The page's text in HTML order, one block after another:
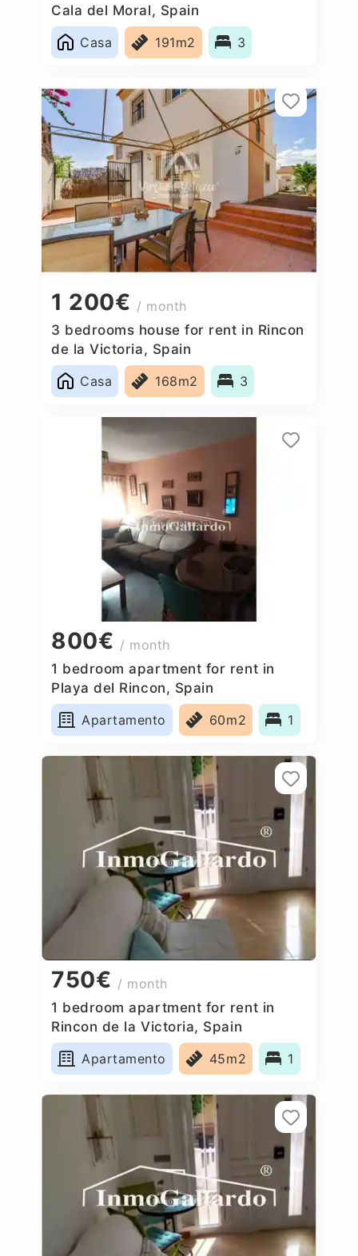
Cala del Moral, Spain
Casa
191m2 3
1 200€ / month
3 bedrooms house for rent in Rincon
de la Victoria, Spain
Casa
168m2 3
800€ / month
1 bedroom apartment for rent in
Playa del Rincon, Spain
Apartamento
60m2 1
750€ / month
1 bedroom apartment for rent in
Rincon de la Victoria, Spain
Apartamento
45m2 1